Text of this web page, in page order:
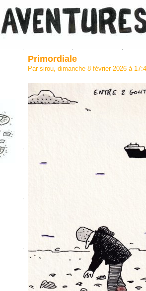
Primordiale
Par sirou, dimanche 8 février 2026 à